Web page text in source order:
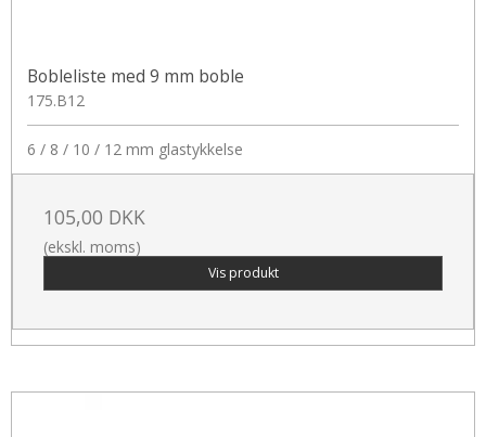
Bobleliste med 9 mm boble
175.B12
6 / 8 / 10 / 12 mm glastykkelse
105,00 DKK
(ekskl. moms)
Vis produkt